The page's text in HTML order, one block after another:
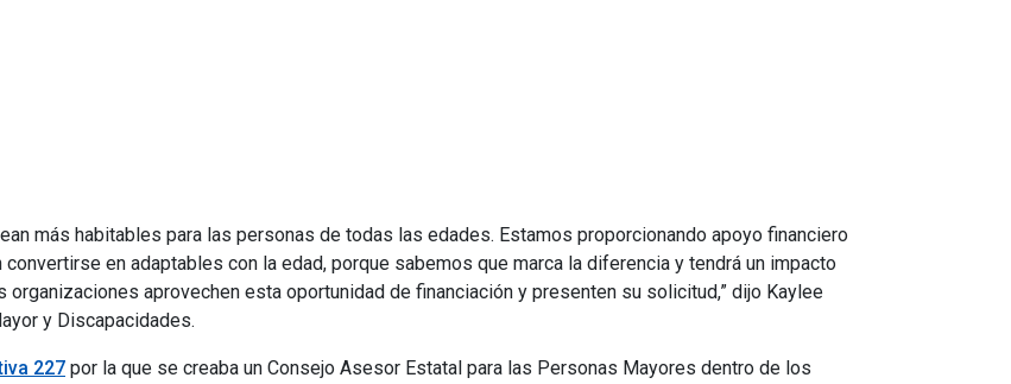
más habitables para las personas de todas las edades. Estamos proporcionando apoyo financiero
en adaptables con la edad, porque sabemos que marca la diferencia y tendrá un impacto
aprovechen esta oportunidad de financiación y presenten su solicitud,” dijo Kaylee
y Discapacidades.
227 por la que se creaba un Consejo Asesor Estatal para las Personas Mayores dentro de los